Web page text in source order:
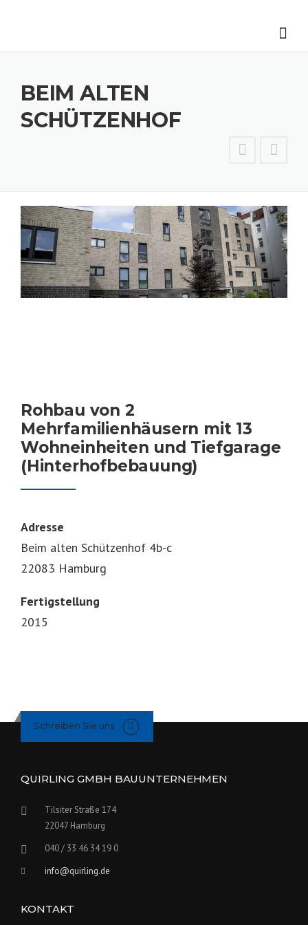
BEIM ALTEN
SCHÜTZENHOF
Rohbau von 2
Mehrfamilienhäusern mit 13
Wohneinheiten und Tiefgarage
(Hinterhofbebauung)
Adresse
Beim alten Schützenhof 4b-c
22083 Hamburg
Fertigstellung
2015
Schreiben Sie uns
QUIRLING GMBH BAUUNTERNEHMEN
Tilsiter Straße 174
22047 Hamburg
040 / 33 46 34 19 0
info@quirling.de
KONTAKT